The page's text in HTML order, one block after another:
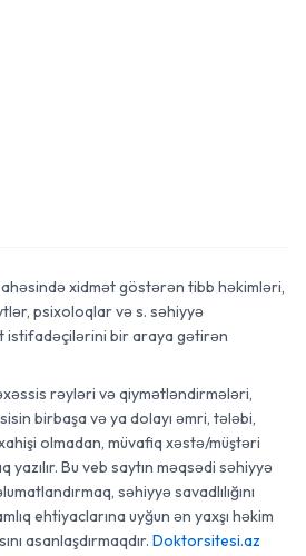
xidmət göstərən tibb həkimləri,
psixoloqlar və s. səhiyyə
istifadəçilərini bir araya gətirən
rəyləri və qiymətləndirmələri,
birbaşa və ya dolayı əmri, tələbi,
olmadan, müvafiq xəstə/müştəri
Bu veb saytın məqsədi səhiyyə
səhiyyə savadlılığını
ehtiyaclarına uyğun ən yaxşı həkim
asanlaşdırmaqdır. Doktorsitesi.az